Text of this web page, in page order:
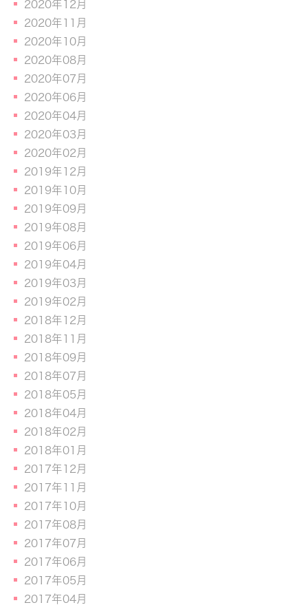
2020年12月
2020年11月
2020年10月
2020年08月
2020年07月
2020年06月
2020年04月
2020年03月
2020年02月
2019年12月
2019年10月
2019年09月
2019年08月
2019年06月
2019年04月
2019年03月
2019年02月
2018年12月
2018年11月
2018年09月
2018年07月
2018年05月
2018年04月
2018年02月
2018年01月
2017年12月
2017年11月
2017年10月
2017年08月
2017年07月
2017年06月
2017年05月
2017年04月